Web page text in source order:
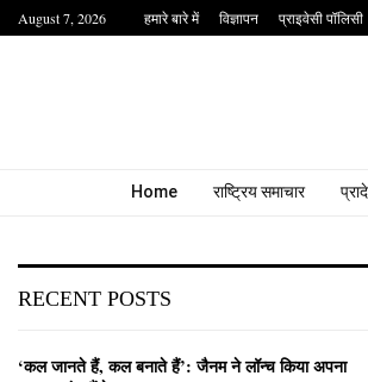
August 7, 2026 हमारे बारे में विज्ञापन प्राइवेसी पॉलिसी
Home राष्ट्रिय समाचार
RECENT POSTS
‘कल जानते हैं, कल बनाते हैं’: जैनम ने लॉन्च किया अपना